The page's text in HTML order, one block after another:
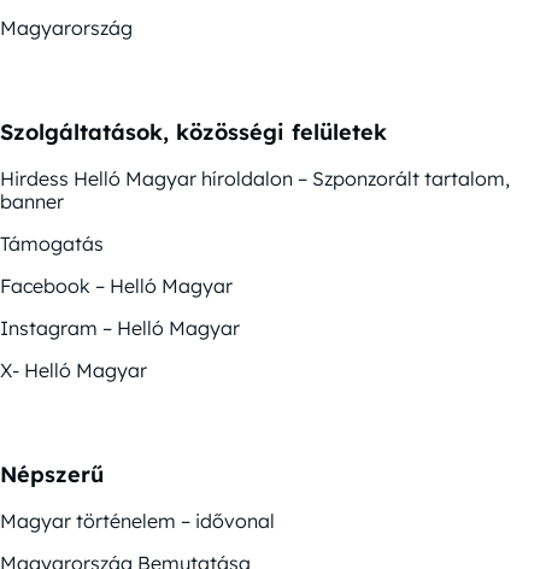
Magyarország
Szolgáltatások, közösségi felületek
Hirdess Helló Magyar híroldalon – Szponzorált tartalom,
banner
Támogatás
Facebook – Helló Magyar
Instagram – Helló Magyar
X- Helló Magyar
Népszerű
Magyar történelem – idővonal
Magyarország Bemutatása